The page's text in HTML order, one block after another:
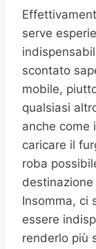
serve
scontato
mobile,
qualsiasi
anche come
caricare il
roba
Insomma, ci
essere
renderlo più